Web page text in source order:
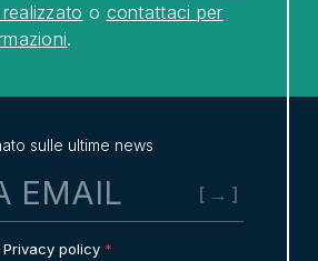
o contattaci per
.
sulle ultime news
policy *